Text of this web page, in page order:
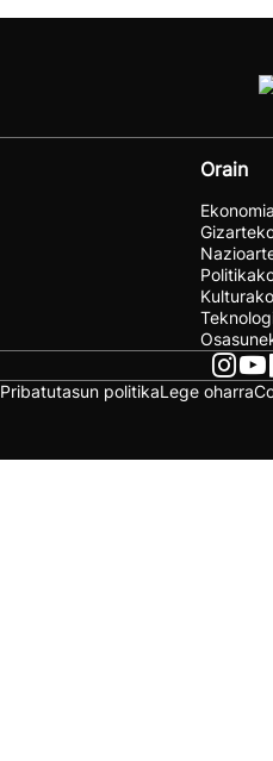
Orain
Pribatutasun politikaLege oharra